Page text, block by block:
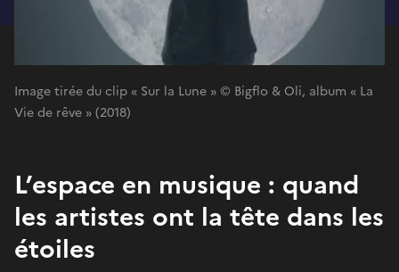
Image tirée du clip « Sur la Lune » © Bigflo & Oli, album « La
Vie de rêve » (2018)
L’espace en musique : quand
les artistes ont la tête dans les
étoiles